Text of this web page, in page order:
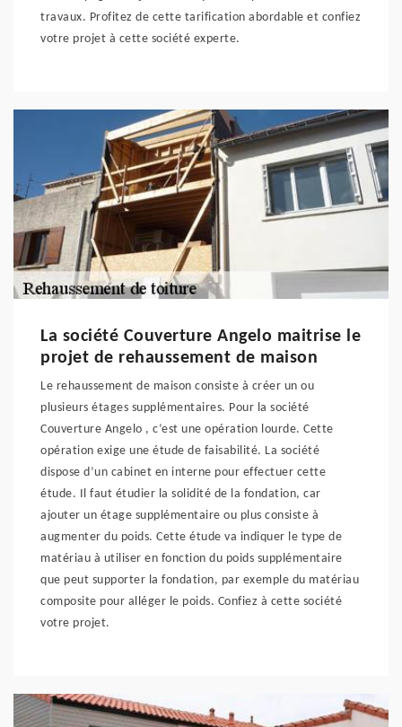
travaux. Profitez de cette tarification abordable et confiez
votre projet à cette société experte.
La société Couverture Angelo maitrise le
projet de rehaussement de maison
Le rehaussement de maison consiste à créer un ou
plusieurs étages supplémentaires. Pour la société
Couverture Angelo , c’est une opération lourde. Cette
opération exige une étude de faisabilité. La société
dispose d’un cabinet en interne pour effectuer cette
étude. Il faut étudier la solidité de la fondation, car
ajouter un étage supplémentaire ou plus consiste à
augmenter du poids. Cette étude va indiquer le type de
matériau à utiliser en fonction du poids supplémentaire
que peut supporter la fondation, par exemple du matériau
composite pour alléger le poids. Confiez à cette société
votre projet.